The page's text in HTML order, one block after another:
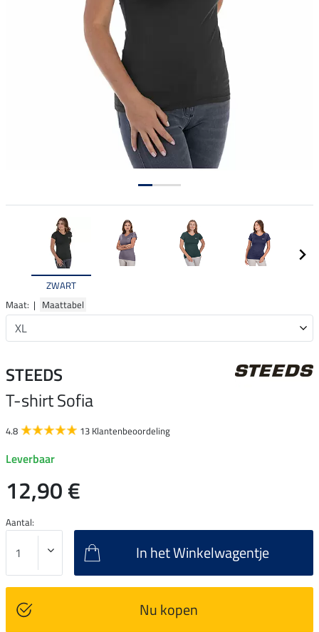
ZWART
Maat: | Maattabel
STEEDS
T-shirt Sofia
4.8 13 Klantenbeoordeling
Leverbaar
12,90 €
Aantal:
In het Winkelwagentje
Nu kopen